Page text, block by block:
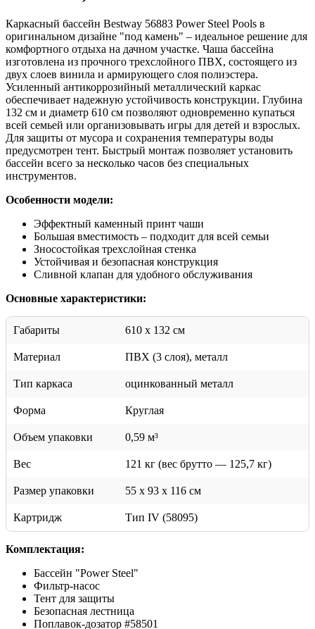
Каркасный бассейн Bestway 56883 Power Steel Pools в
оригинальном дизайне "под камень" – идеальное решение для
комфортного отдыха на дачном участке. Чаша бассейна
изготовлена из прочного трехслойного ПВХ, состоящего из
двух слоев винила и армирующего слоя полиэстера.
Усиленный антикоррозийный металлический каркас
обеспечивает надежную устойчивость конструкции. Глубина
132 см и диаметр 610 см позволяют одновременно купаться
всей семьей или организовывать игры для детей и взрослых.
Для защиты от мусора и сохранения температуры воды
предусмотрен тент. Быстрый монтаж позволяет установить
бассейн всего за несколько часов без специальных
инструментов.
Особенности модели:
Эффектный каменный принт чаши
Большая вместимость – подходит для всей семьи
Зносостойкая трехслойная стенка
Устойчивая и безопасная конструкция
Сливной клапан для удобного обслуживания
Основные характеристики:
Габариты 610 х 132 см
Материал ПВХ (3 слоя), металл
Тип каркаса оцинкованный металл
Форма Круглая
Объем упаковки 0,59 м³
Вес 121 кг (вес брутто — 125,7 кг)
Размер упаковки 55 х 93 х 116 см
Картридж Тип IV (58095)
Комплектация:
Бассейн "Power Steel"
Фильтр-насос
Тент для защиты
Безопасная лестница
Поплавок-дозатор #58501